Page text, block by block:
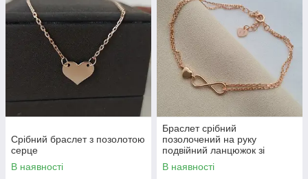
Срібний браслет з позолотою
серце
В наявності
Браслет срібний
позолочений на руку
подвійний ланцюжок зі
знаком нескінченність і
сердечком
В наявності